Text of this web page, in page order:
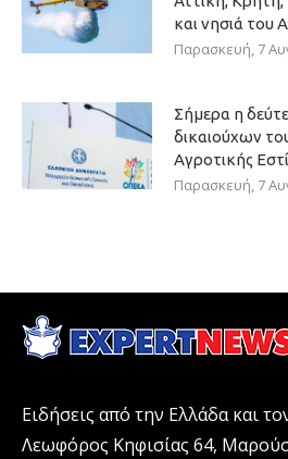
και νησιά του
Παρασκευή, 7
Σήμερα η
δικαιούχων
Αγροτικής
Παρασκευή, 7
Ειδήσεις από την Ελλάδα και
Λεωφόρος Κηφισίας 64,